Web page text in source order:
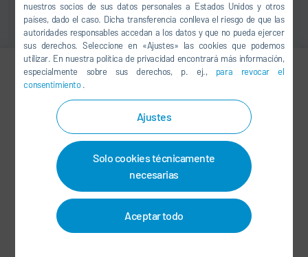
nuestros socios de sus datos personales a Estados Unidos y otros
países, dado el caso. Dicha transferencia conlleva el riesgo de que las
autoridades responsables accedan a los datos y que no pueda ejercer
sus derechos. Seleccione en «Ajustes» las cookies que podemos
utilizar. En nuestra política de privacidad encontrará más información,
especialmente sobre sus derechos, p. ej., para revocar el
consentimiento.
Ajustes
Solo cookies técnicamente
necesarias
Aceptar todo
MARKETING
Jiaying.Yu@durr.com.cn
Dürr Paintshop Systems
Engineering (Shanghai) Co., Ltd.
No.665 YingShun Road, Qingpu